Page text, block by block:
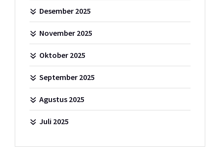
Desember 2025
November 2025
Oktober 2025
September 2025
Agustus 2025
Juli 2025